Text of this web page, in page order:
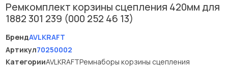
Ремкомплект корзины сцепления 420мм для
1882 301 239 (000 252 46 13)
БрендAVLKRAFT
Артикул70250002
КатегорииAVLKRAFTРемнаборы корзины сцепления